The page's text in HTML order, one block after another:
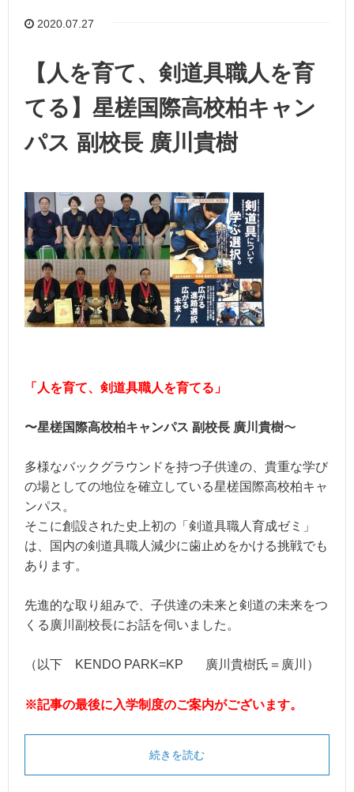
2020.07.27
【人を育て、剣道具職人を育
てる】星槎国際高校柏キャン
パス 副校長 廣川貴樹
「人を育て、剣道具職人を育てる」
〜星槎国際高校柏キャンパス 副校長 廣川貴樹〜
多様なバックグラウンドを持つ子供達の、貴重な学び
の場としての地位を確立している星槎国際高校柏キャ
ンパス。
そこに創設された史上初の「剣道具職人育成ゼミ」
は、国内の剣道具職人減少に歯止めをかける挑戦でも
あります。
先進的な取り組みで、子供達の未来と剣道の未来をつ
くる廣川副校長にお話を伺いました。
（以下 KENDO PARK=KP 廣川貴樹氏＝廣川）
※記事の最後に入学制度のご案内がございます。
続きを読む